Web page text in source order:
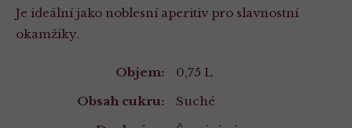
Je ideální jako noblesní aperitiv pro slavnostní
okamžiky.
Objem:
0,75 L
Obsah cukru:
Suché